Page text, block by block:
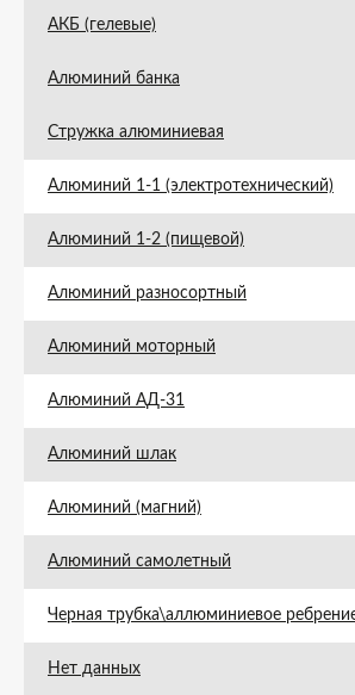
АКБ (гелевые)
Алюминий банка
Стружка алюминиевая
Алюминий 1-1 (электротехнический)
Алюминий 1-2 (пищевой)
Алюминий разносортный
Алюминий моторный
Алюминий АД-31
Алюминий шлак
Алюминий (магний)
Алюминий самолетный
Черная трубка\аллюминиевое
Нет данных